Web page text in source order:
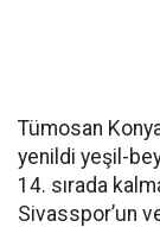
Tümosan
yenildi yeşil-
14. sırada
Sivasspor’un